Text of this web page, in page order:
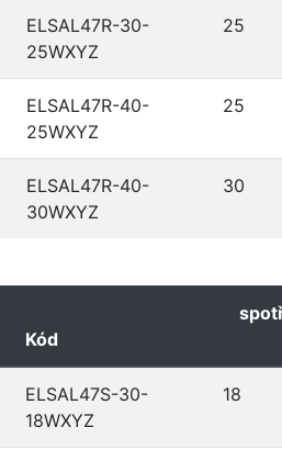
ELSAL47R-30-
25WXYZ
25
ELSAL47R-40-
25WXYZ
25
ELSAL47R-40-
30WXYZ
30
Kód
ELSAL47S-30-
18WXYZ
18